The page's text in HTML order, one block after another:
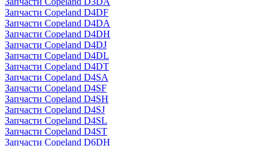
Запчасти Copeland D4DF
Запчасти Copeland D4DA
Запчасти Copeland D4DH
Запчасти Copeland D4DJ
Запчасти Copeland D4DL
Запчасти Copeland D4DT
Запчасти Copeland D4SA
Запчасти Copeland D4SF
Запчасти Copeland D4SH
Запчасти Copeland D4SJ
Запчасти Copeland D4SL
Запчасти Copeland D4ST
Запчасти Copeland D6DH